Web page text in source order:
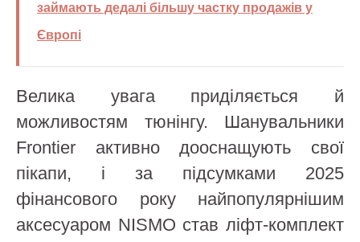
займають дедалі більшу частку продажів у
Європі
Велика увага приділяється й
можливостям тюнінгу. Шанувальники
Frontier активно дооснащують свої
пікапи, і за підсумками 2025
фінансового року найпопулярнішим
аксесуаром NISMO став ліфт-комплект